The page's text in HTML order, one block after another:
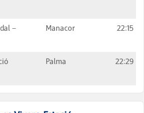
–
Manacor 22:15
Palma 22:29